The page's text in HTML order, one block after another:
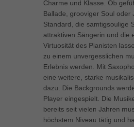
Charme und Klasse. Ob
Ballade, grooviger Soul oder
Standard, die samtigsoulige
attraktiven Sängerin und die
Virtuosität des Pianisten
zu einem unvergesslichen
Erlebnis werden. Mit
eine weitere, starke
dazu. Die Backgrounds
Player eingespielt. Die
bereits seit vielen Jahren
höchstem Niveau tätig und
können Ihre Einwilligung zu ganzen
weitere Informationen anzeigen lassen
Cookies auswählen.
Alle akzeptieren
Zurück
Datenschutzeinstellungen
Essenziell (1)
Essenzielle Cookies ermöglichen
die einwandfreie Funktion der Website
Cookie-Informationen